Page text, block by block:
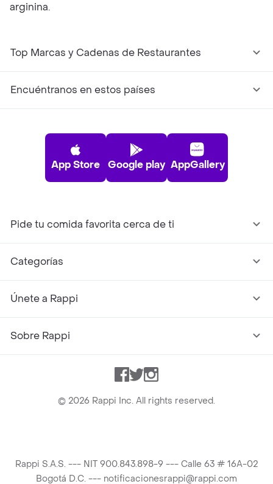
arginina.
Top Marcas y Cadenas de Restaurantes
Encuéntranos en estos países
App Store Google play AppGallery
Pide tu comida favorita cerca de ti
Categorías
Únete a Rappi
Sobre Rappi
Facebook
TwitterInstagram
© 2026 Rappi Inc. All rights reserved.
Rappi S.A.S. --- NIT 900.843.898-9 --- Calle 63 # 16A-02
Bogotá D.C. --- notificacionesrappi@rappi.com